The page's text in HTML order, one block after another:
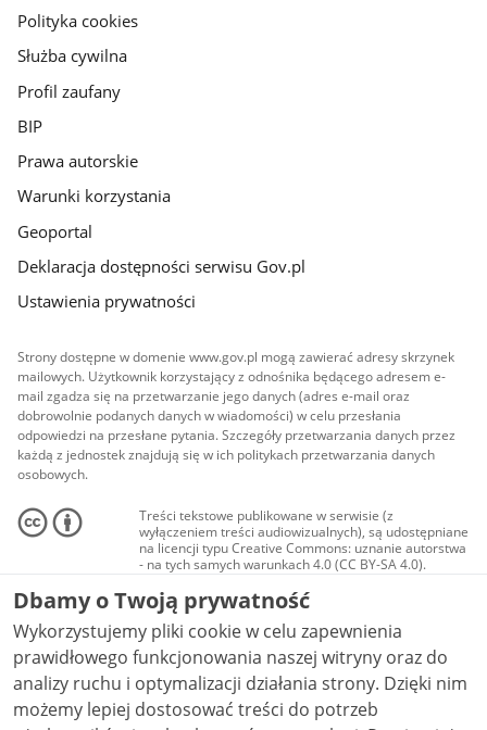
gov.pl
Polityka cookies
Służba cywilna
Profil zaufany
BIP
Prawa autorskie
Warunki korzystania
Geoportal
Deklaracja dostępności serwisu Gov.pl
Ustawienia prywatności
Strony dostępne w domenie www.gov.pl mogą zawierać adresy skrzynek
mailowych. Użytkownik korzystający z odnośnika będącego adresem e-
mail zgadza się na przetwarzanie jego danych (adres e-mail oraz
dobrowolnie podanych danych w wiadomości) w celu przesłania
odpowiedzi na przesłane pytania. Szczegóły przetwarzania danych przez
każdą z jednostek znajdują się w ich politykach przetwarzania danych
osobowych.
Treści tekstowe publikowane w serwisie (z
wyłączeniem treści audiowizualnych), są udostępniane
na licencji typu Creative Commons: uznanie autorstwa
- na tych samych warunkach 4.0 (CC BY-SA 4.0).
Materiały audiowizualne, w tym zdjęcia, materiały
audio i wideo, są udostępniane na licencji typu
Creative Commons: uznanie autorstwa użycie
niekomercyjne - bez utworów zależnych 4.0 (CC BY-
NC-ND 4.0), o ile nie jest to stwierdzone inaczej.
Dbamy o Twoją prywatność
Wykorzystujemy pliki cookie w celu zapewnienia
prawidłowego funkcjonowania naszej witryny oraz do
analizy ruchu i optymalizacji działania strony. Dzięki nim
możemy lepiej dostosować treści do potrzeb